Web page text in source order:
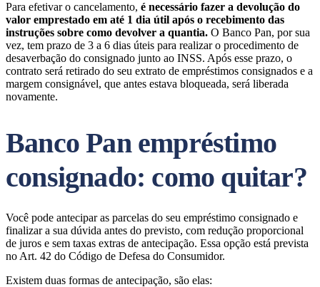
Para efetivar o cancelamento, é necessário fazer a devolução do
valor emprestado em até 1 dia útil após o recebimento das
instruções sobre como devolver a quantia. O Banco Pan, por sua
vez, tem prazo de 3 a 6 dias úteis para realizar o procedimento de
desaverbação do consignado junto ao INSS. Após esse prazo, o
contrato será retirado do seu extrato de empréstimos consignados e a
margem consignável, que antes estava bloqueada, será liberada
novamente.
Banco Pan empréstimo
consignado: como quitar?
Você pode antecipar as parcelas do seu empréstimo consignado e
finalizar a sua dúvida antes do previsto, com redução proporcional
de juros e sem taxas extras de antecipação. Essa opção está prevista
no Art. 42 do Código de Defesa do Consumidor.
Existem duas formas de antecipação, são elas: